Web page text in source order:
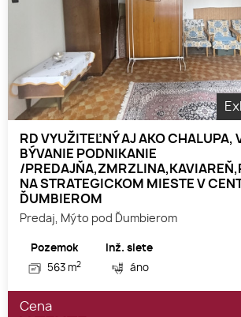
RD VYUŽITEĽNÝ AJ AKO CHALUPA,
BÝVANIE PODNIKANIE
/
NA STRATEGICKOM MIESTE V
ĎUMBIEROM
Predaj, Mýto pod Ďumbierom
Pozemok
563 m2
Inž. siete
áno
Cena